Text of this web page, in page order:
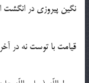
نگین پیروزى در انگشت
قیامت با توست نه در